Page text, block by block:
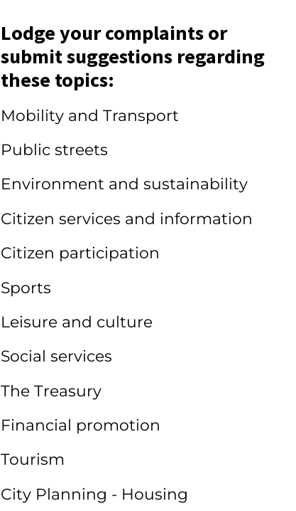
Lodge your complaints or
submit suggestions regarding
these topics:
Mobility and Transport
Public streets
Environment and sustainability
Citizen services and information
Citizen participation
Sports
Leisure and culture
Social services
The Treasury
Financial promotion
Tourism
City Planning - Housing